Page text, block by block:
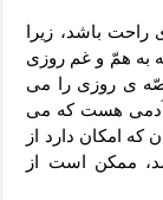
باشد، زیرا
به همّ و غم روزى
ى روزى را مى
آدمى هست که مى
که امکان دارد از
ممکن است از